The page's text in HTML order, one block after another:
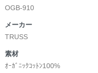
OGB-910
メーカー
TRUSS
素材
ｵｰｶﾞﾆｯｸｺｯﾄﾝ100%